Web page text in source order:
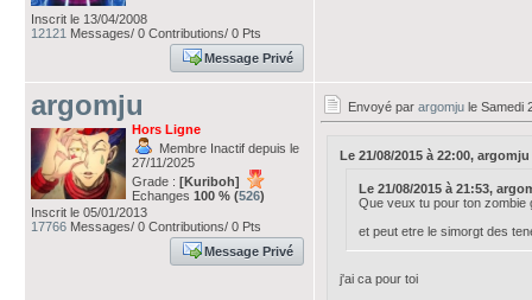
Inscrit le 13/04/2008
12121 Messages/ 0 Contributions/ 0 Pts
Message Privé
argomju
Hors Ligne
Membre Inactif depuis le
27/11/2025
Grade : [Kuriboh]
Echanges 100 % (526)
Inscrit le 05/01/2013
17766 Messages/ 0 Contributions/ 0 Pts
Message Privé
Envoyé par argomju le Samedi
Le 21/08/2015 à 22:00,
Le 21/08/2015 à 21:53,
Que veux tu pour ton zombie
et peut etre le simorgt des
j'ai ca pour toi